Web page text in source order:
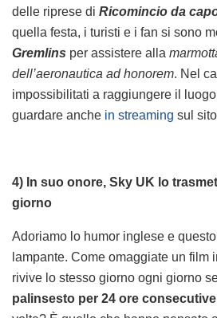
delle riprese di Ricomincio da
quella festa, i turisti e i fan si sono
Gremlins per assistere alla
dell’aeronautica ad honorem. Nel
impossibilitati a raggiungere il
guardare anche in streaming sul
4) In suo onore, Sky UK lo
giorno
Adoriamo lo humor inglese e
lampante. Come omaggiate un film
rivive lo stesso giorno ogni giorno
palinsesto per 24 ore consecutive